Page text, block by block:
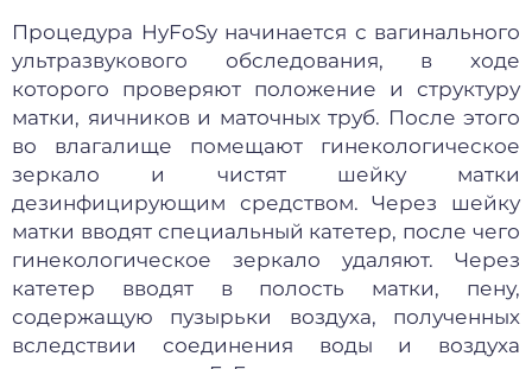
Процедура HyFoSy начинается с вагинального
ультразвукового обследования, в ходе
которого проверяют положение и структуру
матки, яичников и маточных труб. После этого
во влагалище помещают гинекологическое
зеркало и чистят шейку матки
дезинфицирующим средством. Через шейку
матки вводят специальный катетер, после чего
гинекологическое зеркало удаляют. Через
катетер вводят в полость матки, пену,
содержащую пузырьки воздуха, полученных
вследствии соединения воды и воздуха